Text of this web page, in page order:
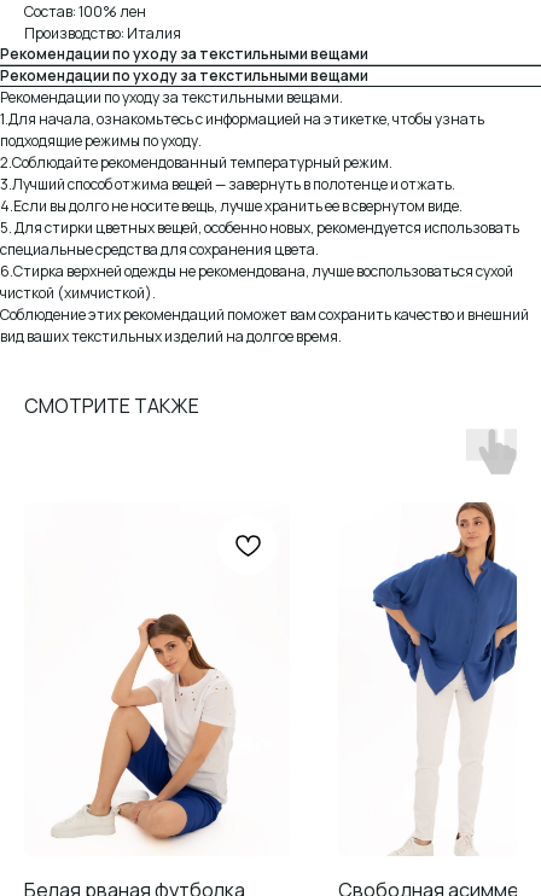
Состав: 100% лен
Производство: Италия
Рекомендации по уходу за текстильными вещами
Рекомендации по уходу за текстильными вещами
Рекомендации по уходу за текстильными вещами.
1.Для начала, ознакомьтесь с информацией на этикетке, чтобы узнать
подходящие режимы по уходу.
2.Соблюдайте рекомендованный температурный режим.
3.Лучший способ отжима вещей — завернуть в полотенце и отжать.
4.Если вы долго не носите вещь, лучше хранить ее в свернутом виде.
5. Для стирки цветных вещей, особенно новых, рекомендуется использовать
специальные средства для сохранения цвета.
6.Стирка верхней одежды не рекомендована, лучше воспользоваться сухой
чисткой (химчисткой).
Соблюдение этих рекомендаций поможет вам сохранить качество и внешний
вид ваших текстильных изделий на долгое время.
СМОТРИТЕ ТАКЖЕ
Белая рваная футболка Свободная